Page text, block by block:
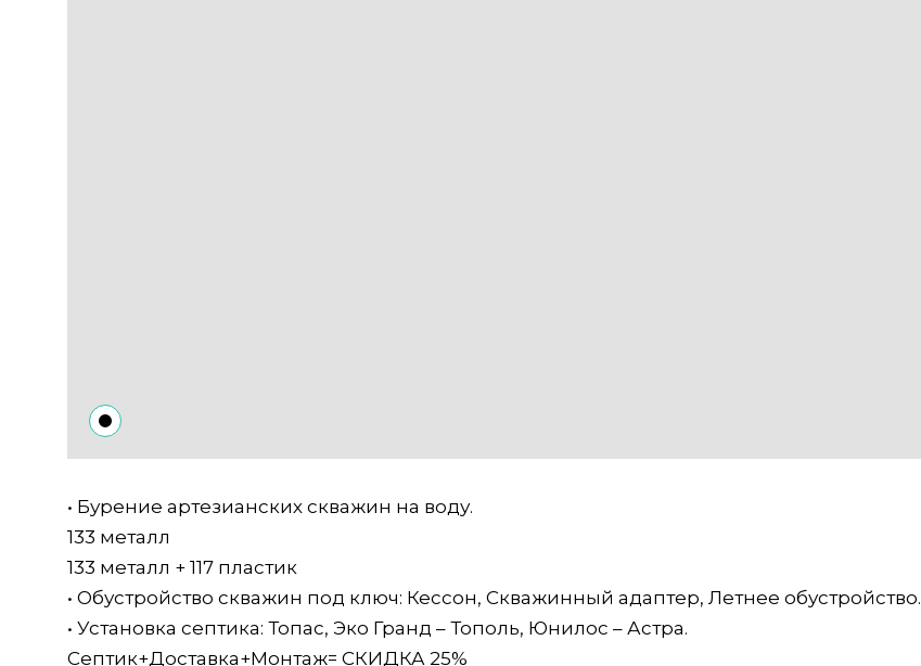
• Бурение артезианских скважин на воду.
133 металл
133 металл + 117 пластик
• Обустройство скважин под ключ: Кессон, Скважинный адаптер, Летнее обустройство.
• Установка септика: Топас, Эко Гранд – Тополь, Юнилос – Астра.
Септик+Доставка+Монтаж= СКИДКА 25%